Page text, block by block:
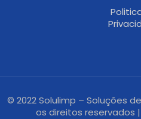
© 2022 Solulimp – Soluções
os direitos reservados